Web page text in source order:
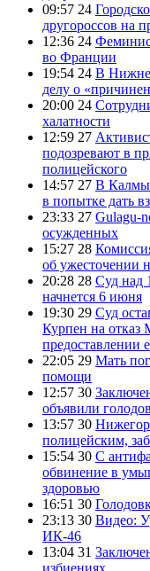
09:57 24
другороссов на
12:36 24
во Франции
19:54 24 В
делу о
20:00 24
халатности
12:59 27
подозревают в
полицейского
14:57 27 В
в попытке дать
23:33 27 Gulagu-
осужденных
15:27 28
об ужесточении
20:28 28 Суд над
начнется 6 июня
19:30 29 Суд
Курпен на
предоставлении
22:05 29 Мать
помощи
12:57 30
объявили
13:57 30
полицейским,
15:54 30 С
обвинение в
здоровью
16:51 30
23:13 30 Видео:
ИК-46
13:04 31
избиениях